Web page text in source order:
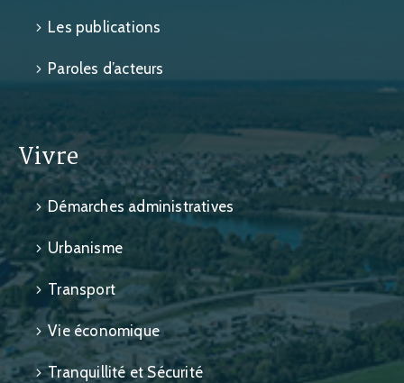
Les publications
Paroles d’acteurs
Vivre
Démarches administratives
Urbanisme
Transport
Vie économique
Tranquillité et Sécurité